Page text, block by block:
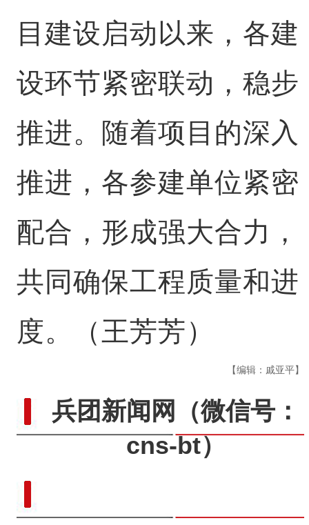
目建设启动以来，各建
设环节紧密联动，稳步
推进。随着项目的深入
推进，各参建单位紧密
配合，形成强大合力，
共同确保工程质量和进
度。（王芳芳）
【编辑：戚亚平】
兵团新闻网
（微信号：
cns-bt）